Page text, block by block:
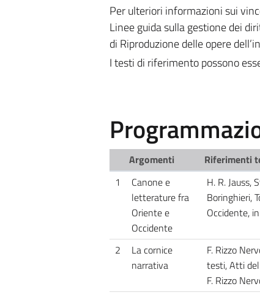
Per ulteriori informazioni sui
Linee guida sulla gestione dei
di Riproduzione delle opere
I testi di riferimento possono
Argomenti
Riferimenti
1
Canone e
letterature fra
Oriente e
Occidente
H. R. Jauss,
Boringhieri,
Occidente,
2
La cornice
narrativa
F. Rizzo
testi, Atti
F. Rizzo